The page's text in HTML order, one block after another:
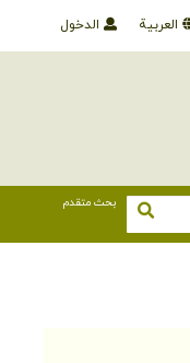
الدخول العربية
بحث متقدم